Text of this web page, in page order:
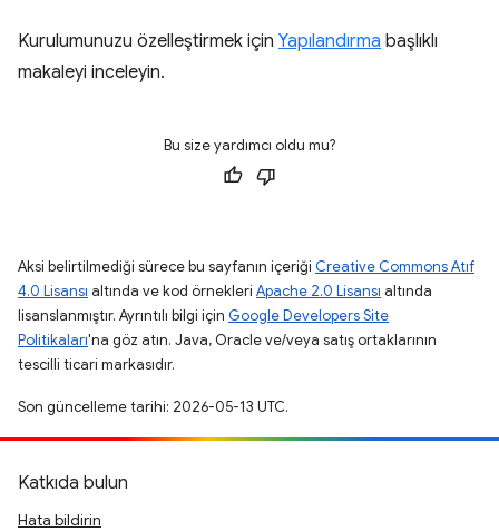
Kurulumunuzu özelleştirmek için Yapılandırma başlıklı
makaleyi inceleyin.
Bu size yardımcı oldu mu?
Aksi belirtilmediği sürece bu sayfanın içeriği Creative Commons Atıf
4.0 Lisansı altında ve kod örnekleri Apache 2.0 Lisansı altında
lisanslanmıştır. Ayrıntılı bilgi için Google Developers Site
Politikaları'na göz atın. Java, Oracle ve/veya satış ortaklarının
tescilli ticari markasıdır.
Son güncelleme tarihi: 2026-05-13 UTC.
Katkıda bulun
Hata bildirin